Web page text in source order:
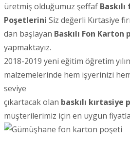
üretmiş olduğumuz şeffaf
Poşetlerini Siz değerli Kırtasiye
dan başlayan Baskılı Fon Karton
yapmaktayız.
2018-2019 yeni eğitim öğretim
malzemelerinde hem işyerinizi
seviye
çıkartacak olan baskılı kırtasiye
müşterilerimiz için en uygun